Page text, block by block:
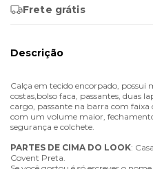
Frete grátis
Descrição
Calça em tecido encorpado, possui
costas,bolso faca, passantes, duas
cargo, passante na barra com faixa
com um volume maior,
segurança e colchete.
PARTES DE CIMA DO LOOK:
Covent Preta.